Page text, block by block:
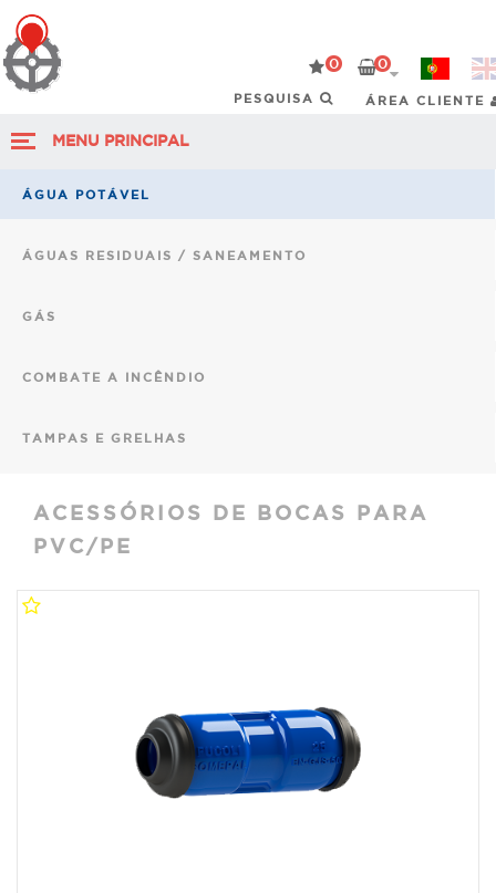
0 0
ÁREA CLIENTE
MENU PRINCIPAL
ÁGUA POTÁVEL
ÁGUAS RESIDUAIS / SANEAMENTO
GÁS
COMBATE A INCÊNDIO
TAMPAS E GRELHAS
ACESSÓRIOS DE BOCAS PARA
PVC/PE